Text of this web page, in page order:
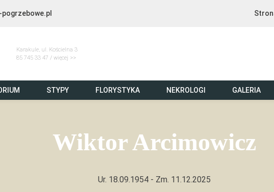
Karakule, ul. Kościelna 3
85 745 33 47 / więcej >>
STYPY FLORYSTYKA NEKROLOGI GALERIA
Wiktor Arcimowicz
Ur. 18.09.1954 - Zm. 11.12.2025